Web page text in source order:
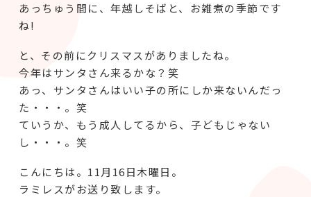
あっちゅう間に、年越しそばと、お雑煮の季節です
ね!
と、その前にクリスマスがありましたね。
今年はサンタさん来るかな？笑
あっ、サンタさんはいい子の所にしか来ないんだっ
た・・・。笑
ていうか、もう成人してるから、子どもじゃない
し・・・。笑
こんにちは。11月16日木曜日。
ラミレスがお送り致します。